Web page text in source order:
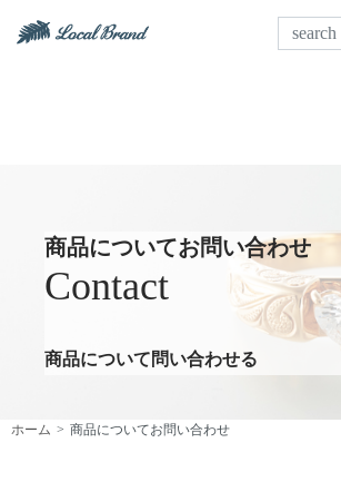
ご来店
商品についてお問い合わせ
Contact
商品について問い合わせる
ホーム 商品についてお問い合わせ